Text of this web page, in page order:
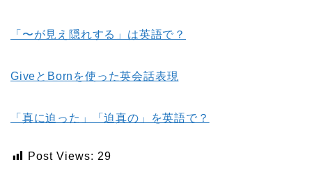
「〜が見え隠れする」は英語で？
GiveとBornを使った英会話表現
「真に迫った」「迫真の」を英語で？
Post Views: 29